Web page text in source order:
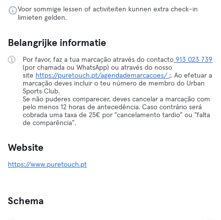
Voor sommige lessen of activiteiten kunnen extra check-in
limieten gelden.
Belangrijke informatie
Por favor, faz a tua marcação através do contacto 913 023 739
(por chamada ou WhatsApp) ou através do nosso
site https://puretouch.pt/agendademarcacoes/ ;. Ao efetuar a
marcação deves incluir o teu número de membro do Urban
Sports Club.
Se não puderes comparecer, deves cancelar a marcação com
pelo menos 12 horas de antecedência. Caso contrário será
cobrada uma taxa de 25€ por "cancelamento tardio" ou "falta
de comparência".
Website
https://www.puretouch.pt
Schema